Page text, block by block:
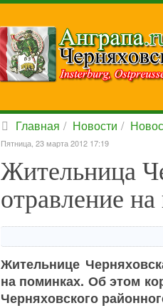
Главная Новости
Пятница, 23 марта 2012 17:19
Жительница
отравление
Жительнице
на поминках. Об этом
Черняховского